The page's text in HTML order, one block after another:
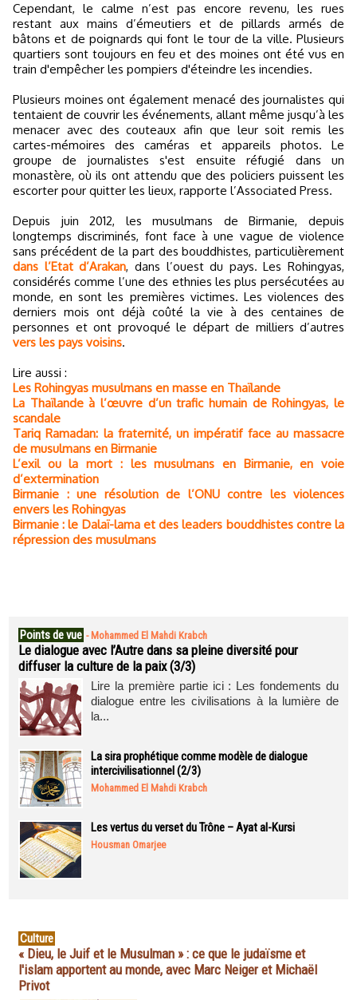
Cependant, le calme n’est pas encore revenu, les rues
restant aux mains d’émeutiers et de pillards armés de
bâtons et de poignards qui font le tour de la ville. Plusieurs
quartiers sont toujours en feu et des moines ont été vus en
train d'empêcher les pompiers d'éteindre les incendies.
Plusieurs moines ont également menacé des journalistes qui
tentaient de couvrir les événements, allant même jusqu’à les
menacer avec des couteaux afin que leur soit remis les
cartes-mémoires des caméras et appareils photos. Le
groupe de journalistes s'est ensuite réfugié dans un
monastère, où ils ont attendu que des policiers puissent les
escorter pour quitter les lieux, rapporte l’Associated Press.
Depuis juin 2012, les musulmans de Birmanie, depuis
longtemps discriminés, font face à une vague de violence
sans précédent de la part des bouddhistes, particulièrement
dans l’Etat d’Arakan, dans l’ouest du pays. Les Rohingyas,
considérés comme l’une des ethnies les plus persécutées au
monde, en sont les premières victimes. Les violences des
derniers mois ont déjà coûté la vie à des centaines de
personnes et ont provoqué le départ de milliers d’autres
vers les pays voisins.
Lire aussi :
Les Rohingyas musulmans en masse en Thaïlande
La Thaïlande à l’œuvre d’un trafic humain de Rohingyas, le
scandale
Tariq Ramadan: la fraternité, un impératif face au massacre
de musulmans en Birmanie
L’exil ou la mort : les musulmans en Birmanie, en voie
d’extermination
Birmanie : une résolution de l’ONU contre les violences
envers les Rohingyas
Birmanie : le Dalaï-lama et des leaders bouddhistes contre la
répression des musulmans
Points de vue - Mohammed El Mahdi Krabch
Le dialogue avec l’Autre dans sa pleine diversité pour
diffuser la culture de la paix (3/3)
Lire la première partie ici : Les fondements du
dialogue entre les civilisations à la lumière de
la...
La sira prophétique comme modèle de dialogue
intercivilisationnel (2/3)
Mohammed El Mahdi Krabch
Les vertus du verset du Trône – Ayat al-Kursi
Housman Omarjee
Culture
« Dieu, le Juif et le Musulman » : ce que le judaïsme et
l'islam apportent au monde, avec Marc Neiger et Michaël
Privot